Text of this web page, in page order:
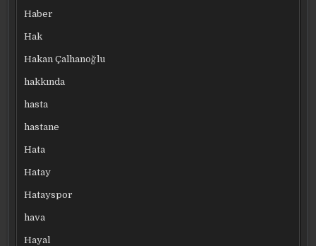
Haber
Hak
Hakan Çalhanoğlu
hakkında
hasta
hastane
Hata
Hatay
Hatayspor
hava
Hayal